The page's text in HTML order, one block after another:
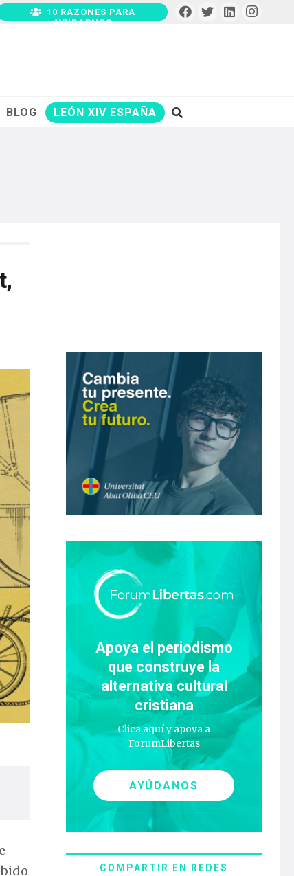
10 RAZONES PARA
AYUDARNOS
BLOG LEÓN XIV ESPAÑA
Apoya el periodismo
que construye la
alternativa cultural
cristiana
Clica aquí y apoya a
ForumLibertas
AYÚDANOS
COMPARTIR EN REDES